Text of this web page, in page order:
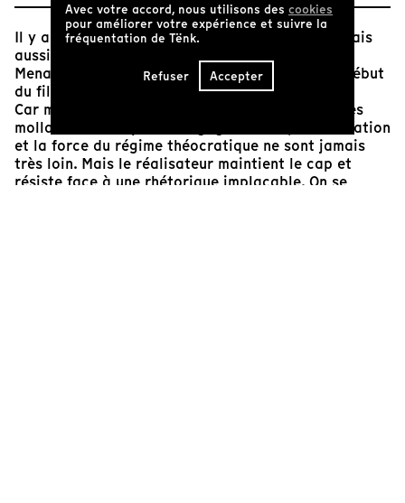
Il y a chez Mehran Tamadon à fois la légèreté mais
aussi la gravité du funambule sur son fil.
Menacé d'emprisonnement, nous savons dès le début
du film qu'il risque sa propre liberté.
Car même derrière l'apparente décontraction des
mollahs et leurs postures goguenardes, l'intimidation
et la force du régime théocratique ne sont jamais
très loin. Mais le réalisateur maintient le cap et
résiste face à une rhétorique implacable. On se
Avec votre accord, nous utilisons des cookies
pour améliorer votre expérience et suivre la
fréquentation de Tënk.
Refuser Accepter